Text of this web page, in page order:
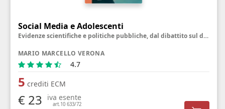
Social Media e Adolescenti
Evidenze scientifiche e politiche pubbliche, dal dibattito sul divieto alla riprogettazione delle piattaforme
MARIO MARCELLO VERONA
4.7
5 crediti ECM
€ 23 iva esente
art.10 633/72